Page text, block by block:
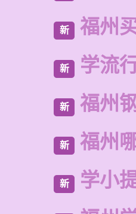
新 福州
新 学流
新 福州
新 福州
新 学小